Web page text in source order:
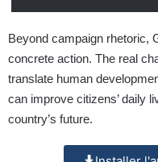
Beyond campaign rhetoric,
concrete action. The real
translate human
can improve citizens’ daily
country’s future.